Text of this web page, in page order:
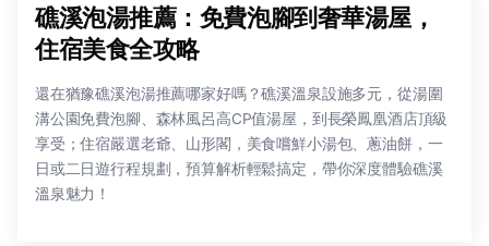
礁溪泡湯推薦：免費泡腳到奢華湯屋，
住宿美食全攻略
還在猶豫礁溪泡湯推薦哪家好嗎？礁溪溫泉設施多元，從湯圍
溝公園免費泡腳、森林風呂高CP值湯屋，到長榮鳳凰酒店頂級
享受；住宿嚴選老爺、山形閣，美食嚐鮮小湯包、蔥油餅，一
日或二日遊行程規劃，預算解析輕鬆搞定，帶你深度體驗礁溪
溫泉魅力！